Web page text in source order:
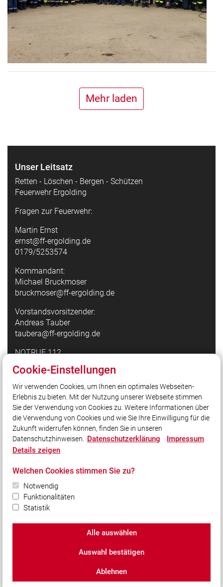
Mehr laden
Unser Leitsatz
Retten - Löschen - Bergen - Schützen
Feuerwehr Ergolding
Fragen zur Feuerwehr:
Martin Ernst
ernst@ff-ergolding.de
0179/5253574
Kommandant:
Michael Bruckmoser
bruckmoser@ff-ergolding.de
Vorstandsvorsitzender:
Andreas Tauber
taubera@ff-ergolding.de
NOTRUF 112
Quicklinks
Feuerwehr Mattarello
Pressefotografie24
Social Media
Bleiben Sie mit uns in Kontakt und vernetzen Sie sich
mit uns!
© 2026 Freiwillige Feuerwehr Ergolding e.V.
Datenschutz|Cookie-Einstellungen
Cookie-Einstellungen
Wir verwenden Cookies, um Ihnen ein optimales Webseiten-
Erlebnis zu bieten. Mit der Nutzung unserer Webseite stimmen
Sie der Verwendung von Cookies zu. Weitere Informationen über
die Verwendung von Cookies und wie Sie Ihre Einwilligung für die
Zukunft widerrufen können, finden Sie in unseren
Datenschutzhinweisen. Datenschutzerklärung
Impressum
Details zeigen
Welchen Cookies stimmen Sie zu?
Notwendig
Funktionalitäten
Statistik
Alle auswählen
Auswahl bestätigen
Ablehnen